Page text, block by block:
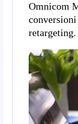
Omnicom
retargeting.